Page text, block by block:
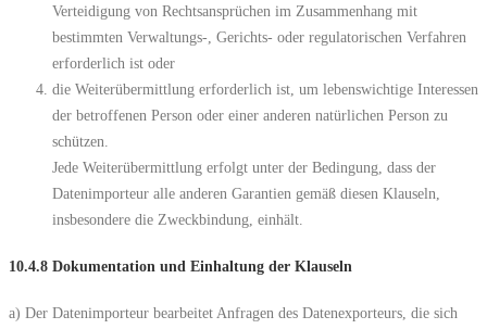
Verteidigung von Rechtsansprüchen im Zusammenhang mit
bestimmten Verwaltungs-, Gerichts- oder regulatorischen Verfahren
erforderlich ist oder
die Weiterübermittlung erforderlich ist, um lebenswichtige Interessen
der betroffenen Person oder einer anderen natürlichen Person zu
schützen.
Jede Weiterübermittlung erfolgt unter der Bedingung, dass der
Datenimporteur alle anderen Garantien gemäß diesen Klauseln,
insbesondere die Zweckbindung, einhält.
10.4.8 Dokumentation und Einhaltung der Klauseln
a) Der Datenimporteur bearbeitet Anfragen des Datenexporteurs, die sich